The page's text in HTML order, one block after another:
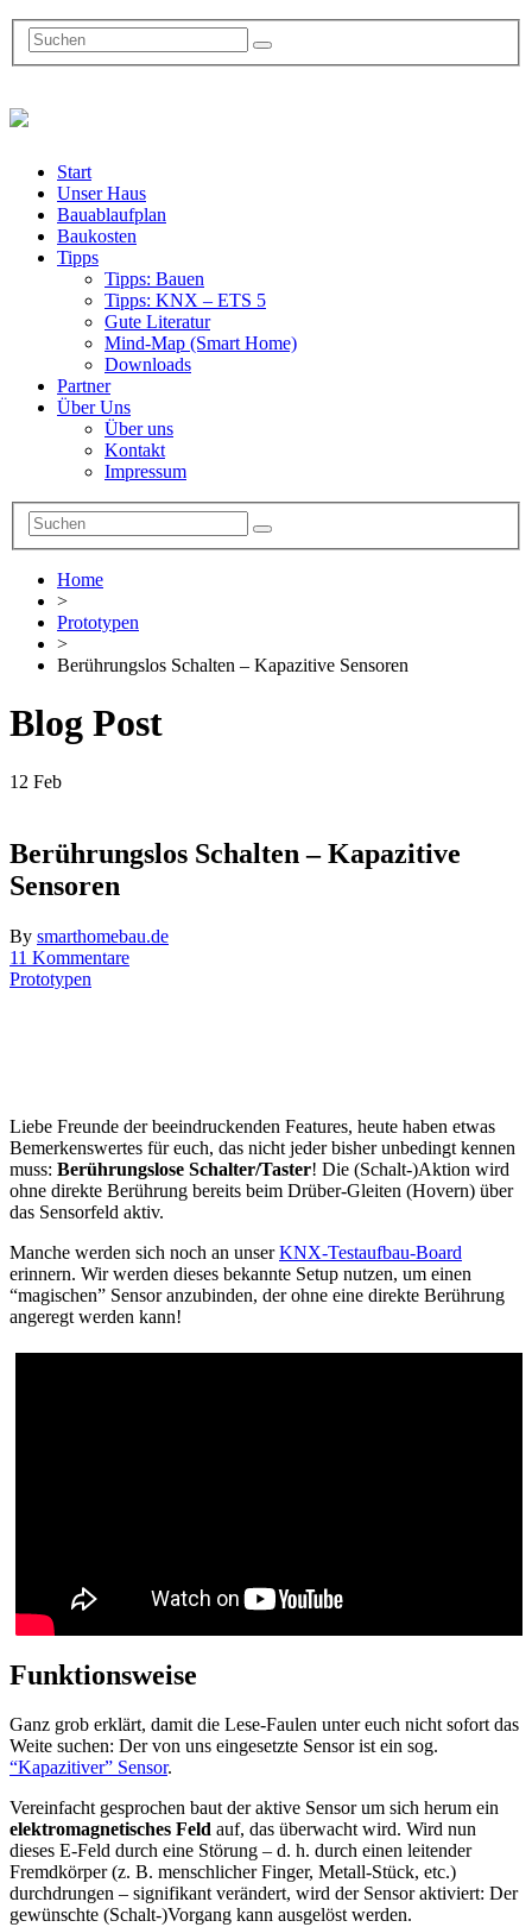
Start
Unser Haus
Bauablaufplan
Baukosten
Tipps
Tipps: Bauen
Tipps: KNX – ETS 5
Gute Literatur
Mind-Map (Smart Home)
Downloads
Partner
Über Uns
Über uns
Kontakt
Impressum
Home
>
Prototypen
>
Berührungslos Schalten – Kapazitive Sensoren
Blog Post
12 Feb
Berührungslos Schalten – Kapazitive
Sensoren
By smarthomebau.de
11 Kommentare
Prototypen
Liebe Freunde der beeindruckenden Features, heute haben etwas
Bemerkenswertes für euch, das nicht jeder bisher unbedingt kennen
muss: Berührungslose Schalter/Taster! Die (Schalt-)Aktion wird
ohne direkte Berührung bereits beim Drüber-Gleiten (Hovern) über
das Sensorfeld aktiv.
Manche werden sich noch an unserKNX-Testaufbau-Board
erinnern. Wir werden dieses bekannte Setup nutzen, um einen
“magischen” Sensor anzubinden, der ohne eine direkte Berührung
angeregt werden kann!
Funktionsweise
Ganz grob erklärt, damit die Lese-Faulen unter euch nicht sofort das
Weite suchen: Der von uns eingesetzte Sensor ist ein sog.
“Kapazitiver” Sensor.
Vereinfacht gesprochen baut der aktive Sensor um sich herum ein
elektromagnetisches Feld auf, das überwacht wird. Wird nun
dieses E-Feld durch eine Störung – d. h. durch einen leitender
Fremdkörper (z. B. menschlicher Finger, Metall-Stück, etc.)
durchdrungen – signifikant verändert, wird der Sensor aktiviert: Der
gewünschte (Schalt-)Vorgang kann ausgelöst werden.